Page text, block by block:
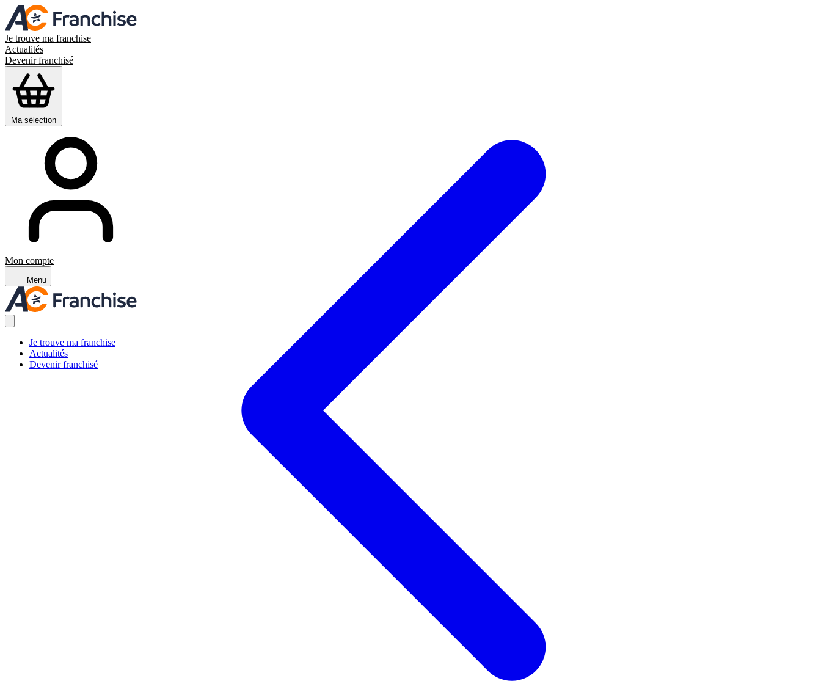
Je trouve ma franchise
Actualités
Devenir franchisé
Ma sélection
Mon compte
Menu
Je trouve ma franchise
Actualités
Devenir franchisé